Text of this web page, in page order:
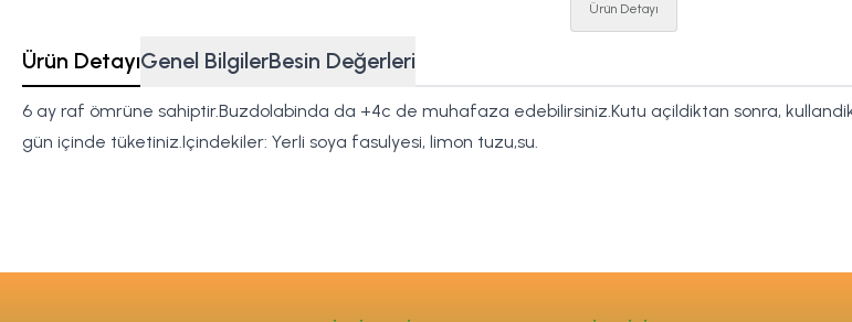
Ürün Detayı
Ürün DetayıGenel BilgilerBesin Değerleri
6 ay raf ömrüne sahiptir.Buzdolabinda da +4c de muhafaza edebilirsiniz.Kutu açildiktan sonra,
gün içinde tüketiniz.Içindekiler: Yerli soya fasulyesi, limon tuzu,su.